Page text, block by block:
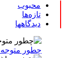
محبوب
تازه‌ها
دیدگاهها
چطور متوجه